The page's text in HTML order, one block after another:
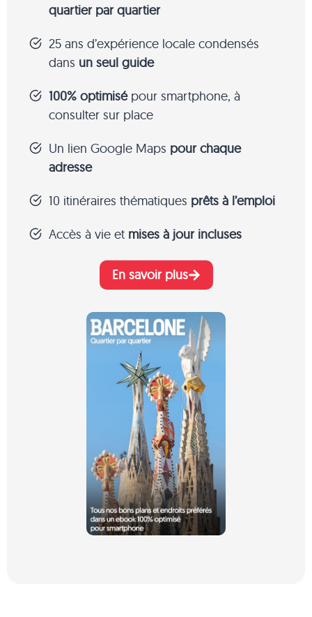
quartier par quartier
25 ans d’expérience locale condensés
dans un seul guide
100% optimisépour smartphone, à
consulter sur place
Un lien Google Maps pour chaque
adresse
10 itinéraires thématiques prêts à l’emploi
Accès à vie et mises à jour incluses
En savoir plus